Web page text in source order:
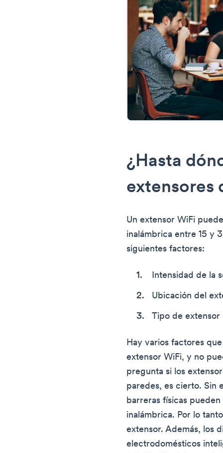
¿Hasta
extensores
Un extensor WiFi
inalámbrica entre 15 y
siguientes factores:
Intensidad de la
Ubicación del
Tipo de extensor
Hay varios factores
extensor WiFi, y no
pregunta si los
paredes, es cierto. Sin
barreras físicas
inalámbrica. Por lo
extensor. Además, los
electrodomésticos